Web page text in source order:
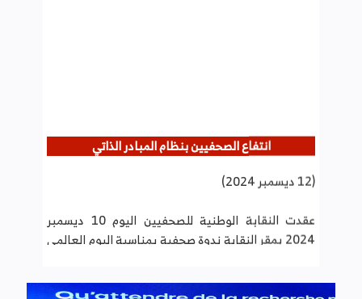
(12 ديسمبر 2024)
لحقوق الانسان قدم خلالها إسكندر السلامي مستشار
جبائي وعضو بالجمعية التونسية للحوكمة الجبائية